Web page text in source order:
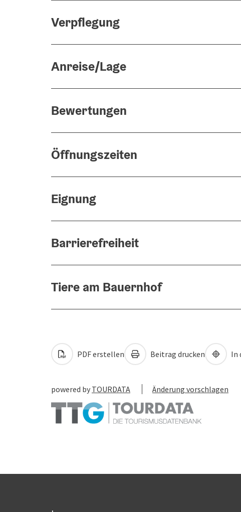
Verpflegung
Anreise/Lage
Bewertungen
Öffnungszeiten
Eignung
Barrierefreiheit
Tiere am Bauernhof
PDF erstellen Beitrag drucken In
powered by TOURDATA Änderung vorschlagen